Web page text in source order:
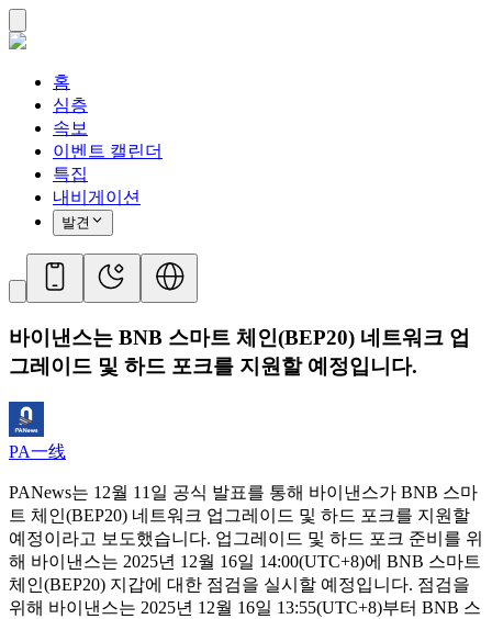
홈
심층
속보
이벤트 캘린더
특집
내비게이션
발견
바이낸스는 BNB 스마트 체인(BEP20) 네트워크 업
그레이드 및 하드 포크를 지원할 예정입니다.
PA一线
PANews는 12월 11일 공식 발표를 통해 바이낸스가 BNB 스마
트 체인(BEP20) 네트워크 업그레이드 및 하드 포크를 지원할
예정이라고 보도했습니다. 업그레이드 및 하드 포크 준비를 위
해 바이낸스는 2025년 12월 16일 14:00(UTC+8)에 BNB 스마트
체인(BEP20) 지갑에 대한 점검을 실시할 예정입니다. 점검을
위해 바이낸스는 2025년 12월 16일 13:55(UTC+8)부터 BNB 스